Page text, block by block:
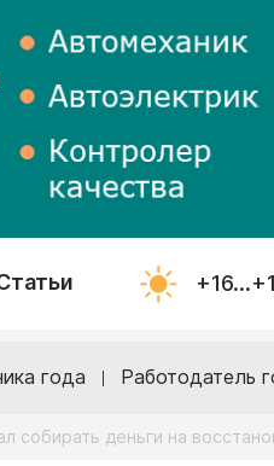
года Работодатель
собирать деньги на